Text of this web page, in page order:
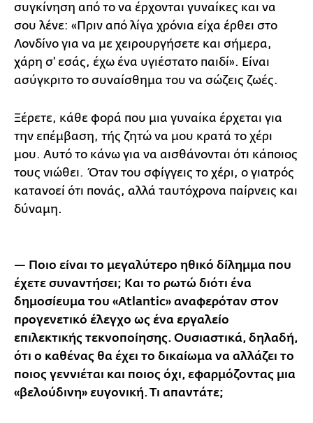
συγκίνηση από το να έρχονται γυναίκες και να
σου λένε: «Πριν από λίγα χρόνια είχα έρθει στο
Λονδίνο για να με χειρουργήσετε και σήμερα,
χάρη σ' εσάς, έχω ένα υγιέστατο παιδί». Είναι
ασύγκριτο το συναίσθημα του να σώζεις ζωές.
Ξέρετε, κάθε φορά που μια γυναίκα έρχεται για
την επέμβαση, τής ζητώ να μου κρατά το χέρι
μου. Αυτό το κάνω για να αισθάνονται ότι κάποιος
τους νιώθει. Όταν του σφίγγεις το χέρι, ο γιατρός
κατανοεί ότι πονάς, αλλά ταυτόχρονα παίρνεις και
δύναμη.
— Ποιο είναι το μεγαλύτερο ηθικό δίλημμα που
έχετε συναντήσει; Και το ρωτώ διότι ένα
δημοσίευμα του «Atlantic» αναφερόταν στον
προγενετικό έλεγχο ως ένα εργαλείο
επιλεκτικής τεκνοποίησης. Ουσιαστικά, δηλαδή,
ότι ο καθένας θα έχει το δικαίωμα να αλλάζει το
ποιος γεννιέται και ποιος όχι, εφαρμόζοντας μια
«βελούδινη» ευγονική. Τι απαντάτε;